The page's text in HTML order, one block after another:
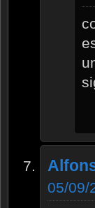
05/09/